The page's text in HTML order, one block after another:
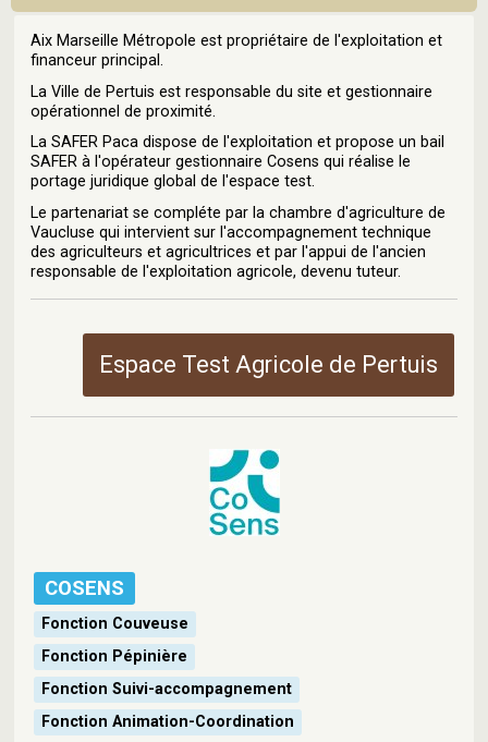
Aix Marseille Métropole est propriétaire de l'exploitation et
financeur principal.
La Ville de Pertuis est responsable du site et gestionnaire
opérationnel de proximité.
La SAFER Paca dispose de l'exploitation et propose un bail
SAFER à l'opérateur gestionnaire Cosens qui réalise le
portage juridique global de l'espace test.
Le partenariat se compléte par la chambre d'agriculture de
Vaucluse qui intervient sur l'accompagnement technique
des agriculteurs et agricultrices et par l'appui de l'ancien
responsable de l'exploitation agricole, devenu tuteur.
Espace Test Agricole de Pertuis
COSENS
Fonction Couveuse
Fonction Pépinière
Fonction Suivi-accompagnement
Fonction Animation-Coordination